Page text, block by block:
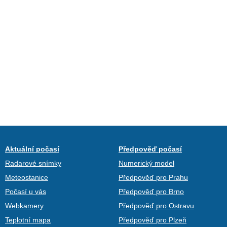
Aktuální počasí
Radarové snímky
Meteostanice
Počasí u vás
Webkamery
Teplotní mapa
Předpověď počasí
Numerický model
Předpověď pro Prahu
Předpověď pro Brno
Předpověď pro Ostravu
Předpověď pro Plzeň